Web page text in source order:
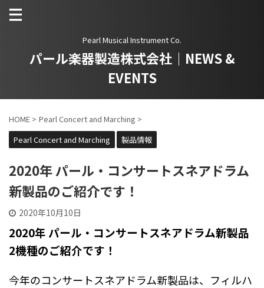
Pearl Musical Instrument Co.
パール楽器製造株式会社｜NEWS &
EVENTS
HOME > Pearl Concert and Marching >
Pearl Concert and Marching
製品情報
2020年 パール・コンサートスネアドラム
新製品のご紹介です！
2020年10月10日
2020年 パール・コンサートスネアドラム新製品
2機種のご紹介です！
今年のコンサートスネアドラム新製品は、フィルハ